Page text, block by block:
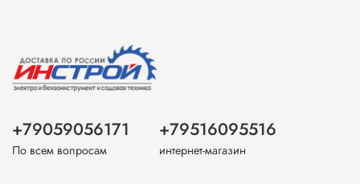
+79059056171
По всем вопросам
+79516095516
интернет-магазин